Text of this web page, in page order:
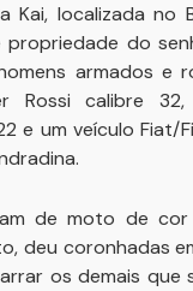
Kai, localizada no
propriedade do
armados e
Rossi calibre 32,
e um veículo Fiat/
de moto de
deu coronhadas em
os demais que